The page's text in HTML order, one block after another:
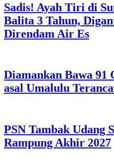
Sadis! Ayah Tiri di
Balita 3 Tahun,
Direndam Air Es
Diamankan Bawa 91
asal Umalulu
PSN Tambak Udang
Rampung Akhir 2027